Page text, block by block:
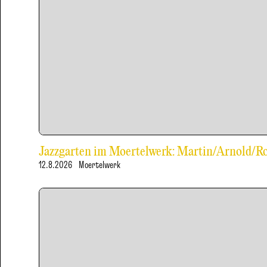
Jazzgarten im Moertelwerk: Martin/Arnold/
12.8.2026 Moertelwerk